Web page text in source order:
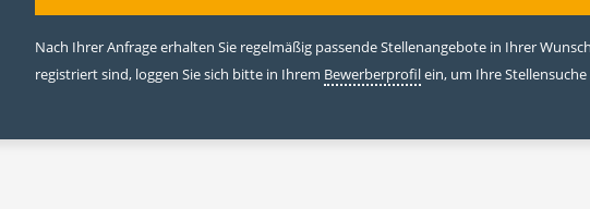
Nach Ihrer Anfrage erhalten Sie regelmäßig passende Stellenangebote in Ihrer
registriert sind, loggen Sie sich bitte in Ihrem Bewerberprofilein, um Ihre